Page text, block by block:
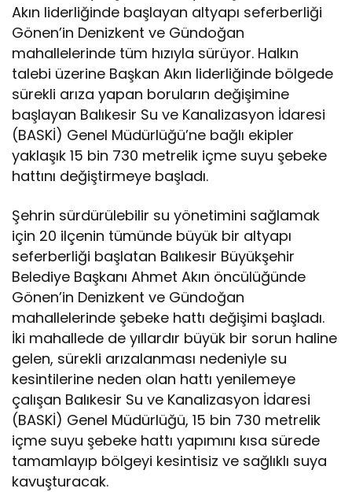
Akın liderliğinde başlayan altyapı seferberliği
Gönen’in Denizkent ve Gündoğan
mahallelerinde tüm hızıyla sürüyor. Halkın
talebi üzerine Başkan Akın liderliğinde bölgede
sürekli arıza yapan boruların değişimine
başlayan Balıkesir Su ve Kanalizasyon İdaresi
(BASKİ) Genel Müdürlüğü’ne bağlı ekipler
yaklaşık 15 bin 730 metrelik içme suyu şebeke
hattını değiştirmeye başladı.
Şehrin sürdürülebilir su yönetimini sağlamak
için 20 ilçenin tümünde büyük bir altyapı
seferberliği başlatan Balıkesir Büyükşehir
Belediye Başkanı Ahmet Akın öncülüğünde
Gönen’in Denizkent ve Gündoğan
mahallelerinde şebeke hattı değişimi başladı.
İki mahallede de yıllardır büyük bir sorun haline
gelen, sürekli arızalanması nedeniyle su
kesintilerine neden olan hattı yenilemeye
çalışan Balıkesir Su ve Kanalizasyon İdaresi
(BASKİ) Genel Müdürlüğü, 15 bin 730 metrelik
içme suyu şebeke hattı yapımını kısa sürede
tamamlayıp bölgeyi kesintisiz ve sağlıklı suya
kavuşturacak.